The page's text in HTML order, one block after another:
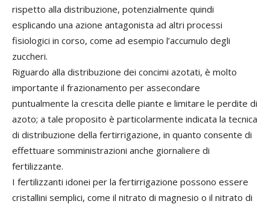
rispetto alla distribuzione, potenzialmente quindi
esplicando una azione antagonista ad altri processi
fisiologici in corso, come ad esempio l’accumulo degli
zuccheri.
Riguardo alla distribuzione dei concimi azotati, è molto
importante il frazionamento per assecondare
puntualmente la crescita delle piante e limitare le perdite di
azoto; a tale proposito è particolarmente indicata la tecnica
di distribuzione della fertirrigazione, in quanto consente di
effettuare somministrazioni anche giornaliere di
fertilizzante.
I fertilizzanti idonei per la fertirrigazione possono essere
cristallini semplici, come il nitrato di magnesio o il nitrato di